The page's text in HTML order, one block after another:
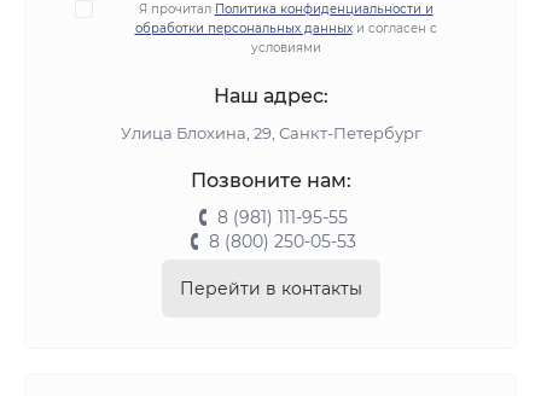
Я прочитал Политика конфиденциальности и
обработки персональных данныхи согласен с
условиями
Наш адрес:
Улица Блохина, 29, Санкт-Петербург
Позвоните нам:
8 (981) 111-95-55
8 (800) 250-05-53
Перейти в контакты